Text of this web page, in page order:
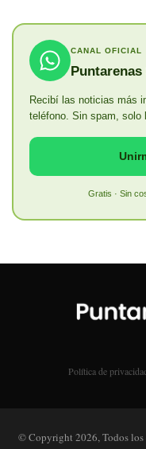
CANAL OFICIAL
Puntarenas
Recibí las noticias más
teléfono. Sin spam, solo
Gratis · Sin
Política de
© Copyright 2026, Todos los